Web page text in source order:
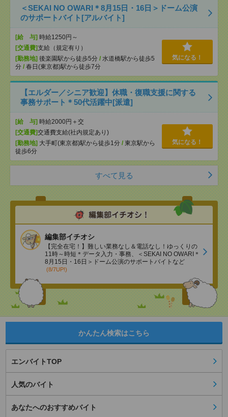
＜SEKAI NO OWARI＊8月15日・16日＞ドーム公演
のサポートバイト[アルバイト]
[給 与] 時給1250円～
[交通費]支給（規定有り）
[勤務地] 後楽園駅から徒歩5分 / 水道橋駅から徒歩5
分 / 春日(東京都)駅から徒歩7分
気になる！
【エルダー／シニア歓迎】休職・復職支援に関する
事務サポート＊50代活躍中[派遣]
[給 与] 時給2000円＋交
[交通費]交通費支給(社内規定あり)
[勤務地] 大手町(東京都)駅から徒歩1分 / 東京駅から
徒歩6分
気になる！
すべて見る
編集部イチオシ
【完全在宅！】難しい業務なし＆電話なし！ゆっくりの
11時～時短＊データ入力・事務、＜SEKAI NO OWARI＊
8月15日・16日＞ドーム公演のサポートバイトなど
(8/7UP!)
かんたん検索はこちら
エンバイトTOP
人気のバイト
あなたへのおすすめバイト